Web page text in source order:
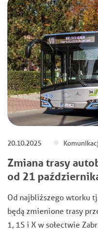
20.10.2025
Zmiana trasy
od 21
Od najbliższego wtorku
będą zmienione trasy
1, 1S i X w sołectwie